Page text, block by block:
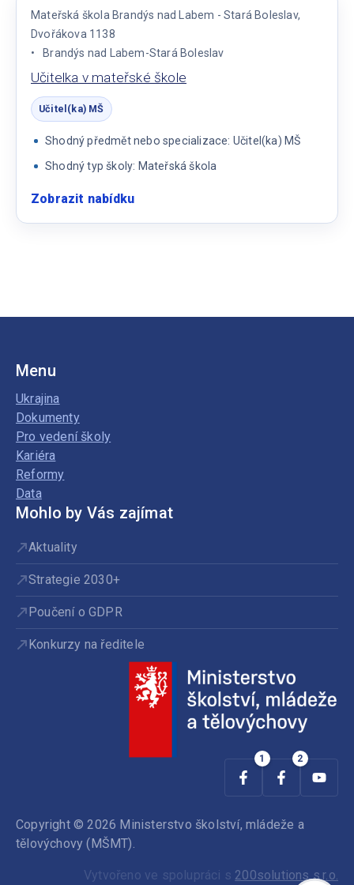
mateřské
(úvazek
Mateřská škola Brandýs nad Labem - Stará Boleslav,
Dvořákova 1138
Brandýs nad Labem-Stará Boleslav
Učitelka v mateřské škole
Učitel(ka) MŠ
Shodný předmět nebo specializace: Učitel(ka) MŠ
Shodný typ školy: Mateřská škola
Zobrazit nabídku:
Menu
Ukrajina
Dokumenty
Pro vedení školy
Kariéra
Reformy
Data
Mohlo by Vás zajímat
Aktuality
Strategie 2030+
Poučení o GDPR
Konkurzy na ředitele
Copyright © 2026 Ministerstvo školství, mládeže a
tělovýchovy (MŠMT).
Vytvořeno ve spolupráci s 200solutions s.r.o.